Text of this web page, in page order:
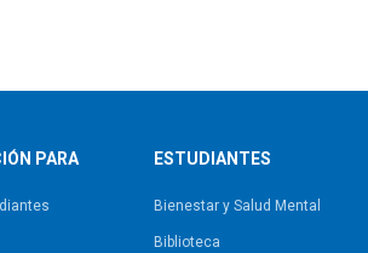
PARA ESTUDIANTES
Bienestar y Salud Mental
Biblioteca